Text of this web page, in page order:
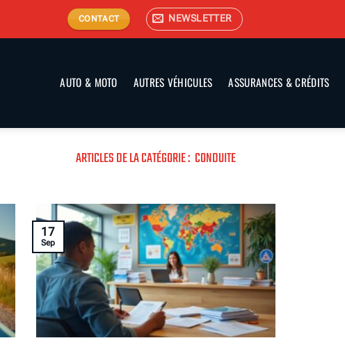
CONTACT NEWSLETTER
AUTO & MOTO AUTRES VÉHICULES ASSURANCES & CRÉDITS
CONDUITE
17
Sep